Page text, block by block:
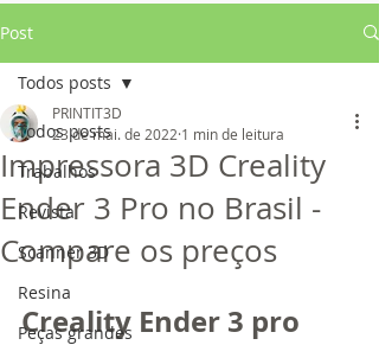
Post
Todos posts
Trabalhos
Revista
Scanner 3D
Resina
Peças grandes
Todos posts
Impressora 3D Creality
Ender 3 Pro no Brasil -
Compare os preços
PRINTIT3D
23 de mai. de 2022 1 min de leitura
Creality Ender 3 pro